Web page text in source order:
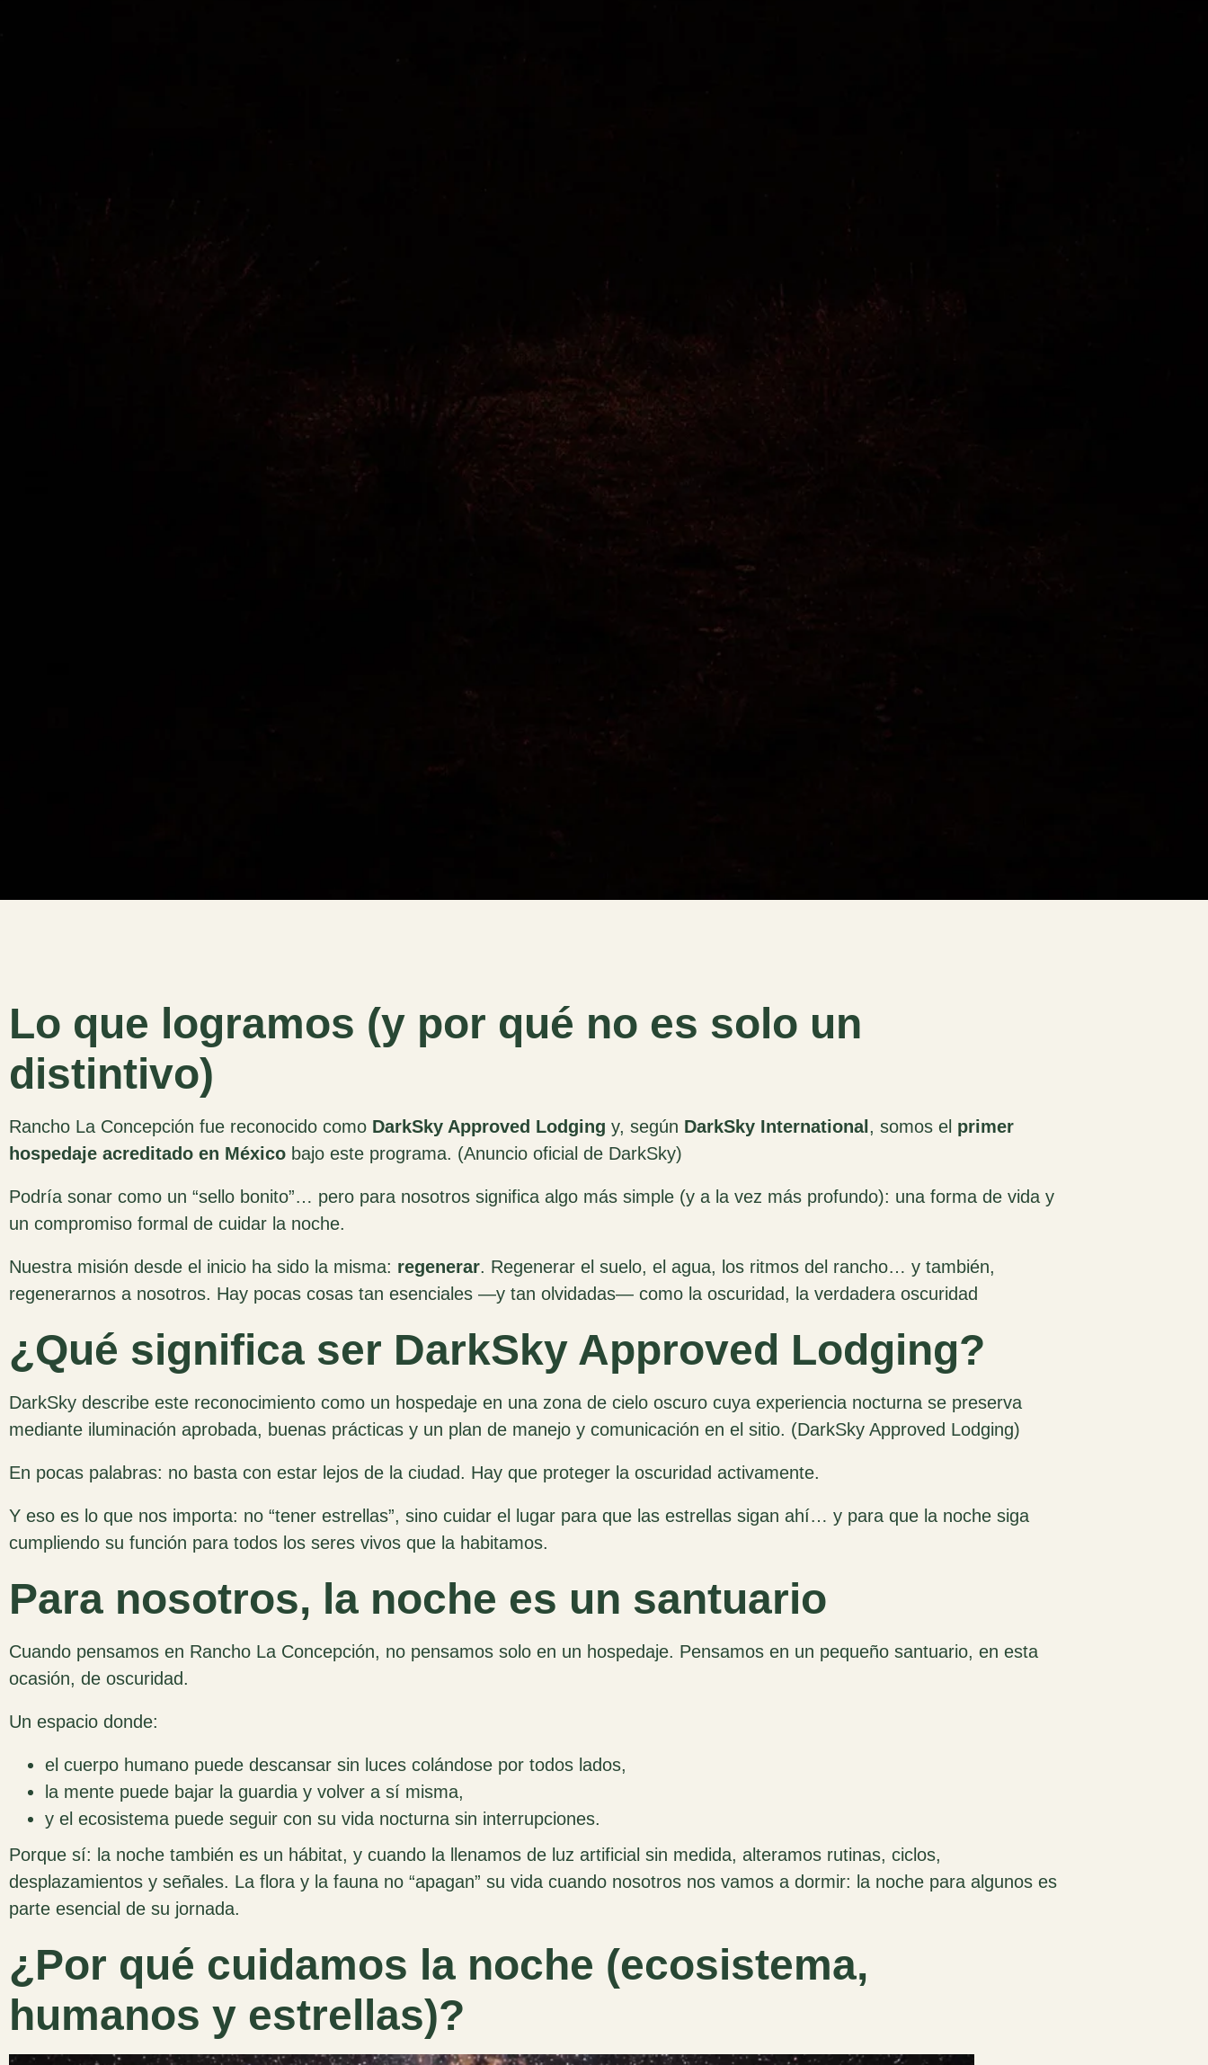
Lo que logramos (y por qué no es solo un
distintivo)
Rancho La Concepción fue reconocido como DarkSky Approved Lodging y, según DarkSky International , somos el primer
hospedaje acreditado en México bajo este programa. (Anuncio oficial de DarkSky)
Podría sonar como un “sello bonito”… pero para nosotros significa algo más simple (y a la vez más profundo): una forma de vida y
un compromiso formal de cuidar la noche.
Nuestra misión desde el inicio ha sido la misma: regenerar. Regenerar el suelo, el agua, los ritmos del rancho… y también,
regenerarnos a nosotros. Hay pocas cosas tan esenciales —y tan olvidadas— como la oscuridad, la verdadera oscuridad
¿Qué significa ser DarkSky Approved Lodging?
DarkSky describe este reconocimiento como un hospedaje en una zona de cielo oscuro cuya experiencia nocturna se preserva
mediante iluminación aprobada, buenas prácticas y un plan de manejo y comunicación en el sitio. (DarkSky Approved Lodging)
En pocas palabras: no basta con estar lejos de la ciudad. Hay que proteger la oscuridad activamente.
Y eso es lo que nos importa: no “tener estrellas”, sino cuidar el lugar para que las estrellas sigan ahí… y para que la noche siga
cumpliendo su función para todos los seres vivos que la habitamos.
Para nosotros, la noche es un santuario
Cuando pensamos en Rancho La Concepción, no pensamos solo en un hospedaje. Pensamos en un pequeño santuario, en esta
ocasión, de oscuridad.
Un espacio donde:
el cuerpo humano puede descansar sin luces colándose por todos lados,
la mente puede bajar la guardia y volver a sí misma,
y el ecosistema puede seguir con su vida nocturna sin interrupciones.
Porque sí: la noche también es un hábitat, y cuando la llenamos de luz artificial sin medida, alteramos rutinas, ciclos,
desplazamientos y señales. La flora y la fauna no “apagan” su vida cuando nosotros nos vamos a dormir: la noche para algunos es
parte esencial de su jornada.
¿Por qué cuidamos la noche (ecosistema,
humanos y estrellas)?